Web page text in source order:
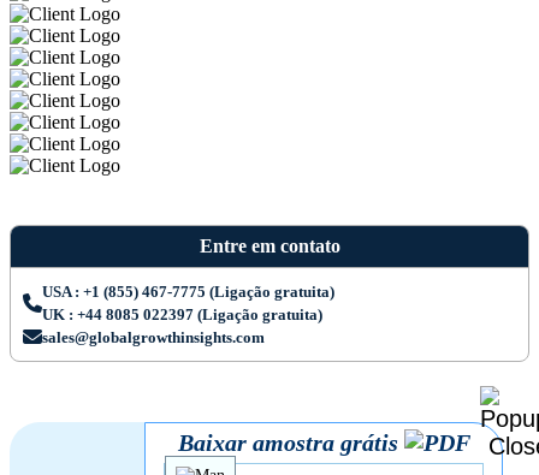
Entre em contato
USA : +1 (855) 467-7775 (Ligação gratuita)
UK : +44 8085 022397 (Ligação gratuita)
sales@globalgrowthinsights.com
Baixar amostra grátis